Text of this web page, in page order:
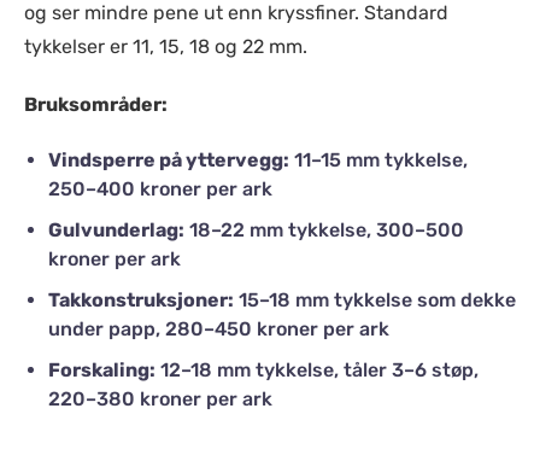
og ser mindre pene ut enn kryssfiner. Standard
tykkelser er 11, 15, 18 og 22 mm.
Bruksområder:
Vindsperre på yttervegg: 11–15 mm tykkelse,
250–400 kroner per ark
Gulvunderlag: 18–22 mm tykkelse, 300–500
kroner per ark
Takkonstruksjoner: 15–18 mm tykkelse som dekke
under papp, 280–450 kroner per ark
Forskaling: 12–18 mm tykkelse, tåler 3–6 støp,
220–380 kroner per ark